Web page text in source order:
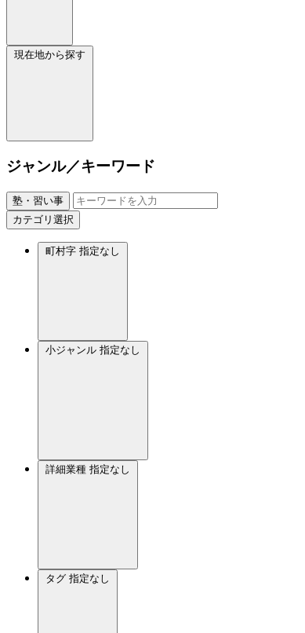
現在地から探す
ジャンル／キーワード
塾・習い事
カテゴリ選択
町村字 指定なし
小ジャンル 指定なし
詳細業種 指定なし
タグ 指定なし